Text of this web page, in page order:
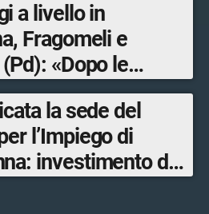
a livello in
Fragomeli e
«Dopo le
solo un terzo delle
sarà
entro il 2026»
la sede del
l’Impiego di
investimento da